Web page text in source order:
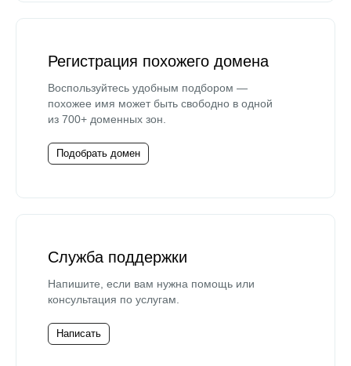
Регистрация похожего домена
Воспользуйтесь удобным подбором —
похожее имя может быть свободно в одной
из 700+ доменных зон.
Подобрать домен
Служба поддержки
Напишите, если вам нужна помощь или
консультация по услугам.
Написать